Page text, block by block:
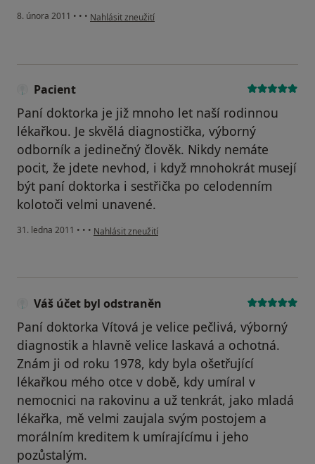
8. února 2011 • • • podle názoru uživatele Pacient
Nahlásit zneužití
Pacient
Paní doktorka je již mnoho let naší rodinnou
lékařkou. Je skvělá diagnostička, výborný
odborník a jedinečný člověk. Nikdy nemáte
pocit, že jdete nevhod, i když mnohokrát musejí
být paní doktorka i sestřička po celodenním
kolotoči velmi unavené.
31. ledna 2011 • • • podle názoru uživatele Pacient
Nahlásit zneužití
Váš účet byl odstraněn
Paní doktorka Vítová je velice pečlivá, výborný
diagnostik a hlavně velice laskavá a ochotná.
Znám ji od roku 1978, kdy byla ošetřující
lékařkou mého otce v době, kdy umíral v
nemocnici na rakovinu a už tenkrát, jako mladá
lékařka, mě velmi zaujala svým postojem a
morálním kreditem k umírajícímu i jeho
pozůstalým.